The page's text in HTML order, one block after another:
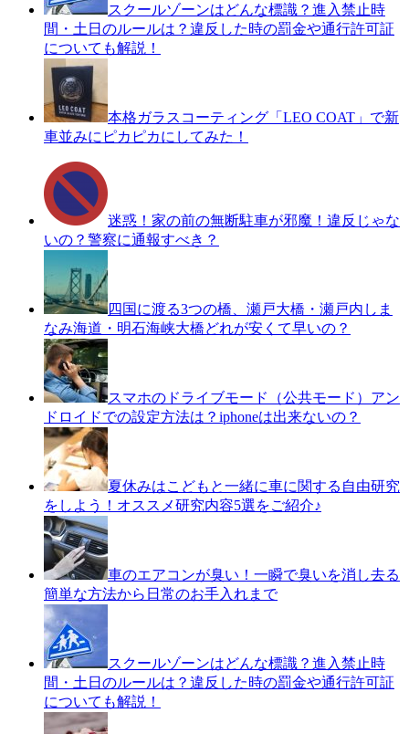
スクールゾーンはどんな標識？進入禁止時
間・土日のルールは？違反した時の罰金や通行許可証
についても解説！
本格ガラスコーティング「LEO COAT」で新
車並みにピカピカにしてみた！
迷惑！家の前の無断駐車が邪魔！違反じゃな
いの？警察に通報すべき？
四国に渡る3つの橋、瀬戸大橋・瀬戸内しま
なみ海道・明石海峡大橋どれが安くて早いの？
スマホのドライブモード（公共モード）アン
ドロイドでの設定方法は？iphoneは出来ないの？
夏休みはこどもと一緒に車に関する自由研究
をしよう！オススメ研究内容5選をご紹介♪
車のエアコンが臭い！一瞬で臭いを消し去る
簡単な方法から日常のお手入れまで
スクールゾーンはどんな標識？進入禁止時
間・土日のルールは？違反した時の罰金や通行許可証
についても解説！